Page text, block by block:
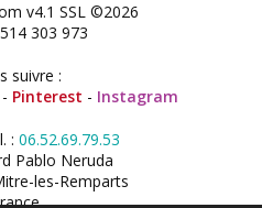
v4.1 SSL ©2026
303 973
suivre :
- Pinterest - Instagram
: 06.52.69.79.53
Pablo Neruda
les-Remparts